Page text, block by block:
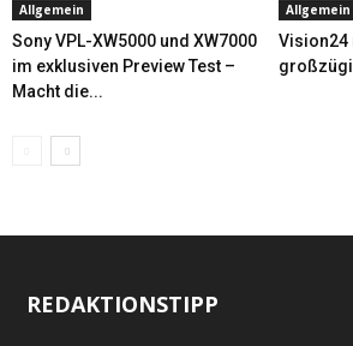
Allgemein
Sony VPL-XW5000 und XW7000
im exklusiven Preview Test –
Macht die...
Allgemein
Vision24
REDAKTIONSTIPP